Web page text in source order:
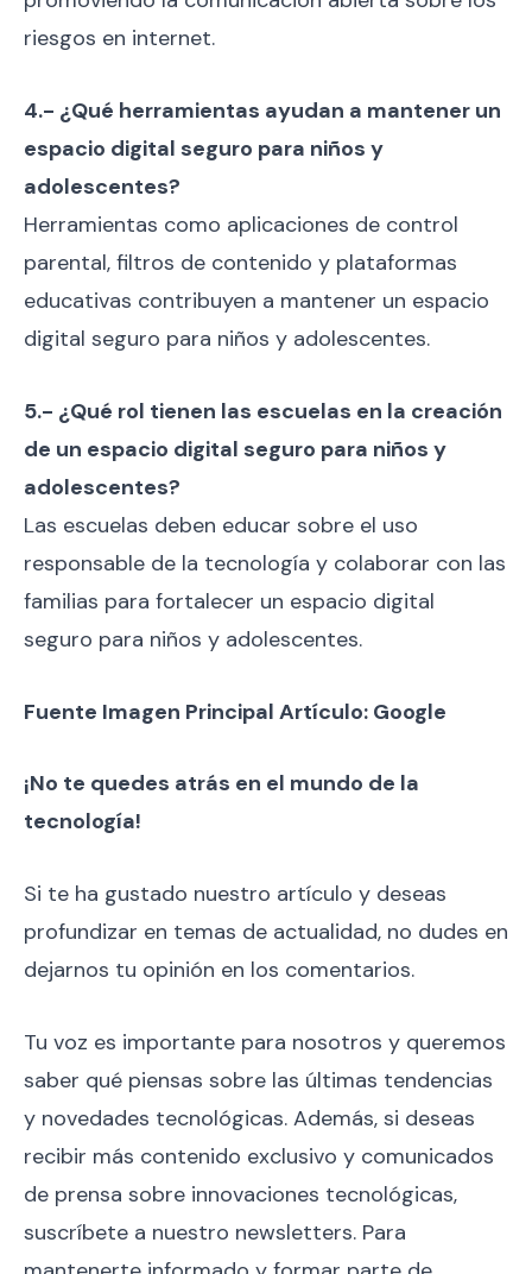
riesgos en internet.
4.- ¿Qué herramientas ayudan a mantener un
espacio digital seguro para niños y
adolescentes?
Herramientas como aplicaciones de control
parental, filtros de contenido y plataformas
educativas contribuyen a mantener un espacio
digital seguro para niños y adolescentes.
5.- ¿Qué rol tienen las escuelas en la creación
de un espacio digital seguro para niños y
adolescentes?
Las escuelas deben educar sobre el uso
responsable de la tecnología y colaborar con las
familias para fortalecer un espacio digital
seguro para niños y adolescentes.
Fuente Imagen Principal Artículo: Google
¡No te quedes atrás en el mundo de la
tecnología!
Si te ha gustado nuestro artículo y deseas
profundizar en temas de actualidad, no dudes en
dejarnos tu opinión en los comentarios.
Tu voz es importante para nosotros y queremos
saber qué piensas sobre las últimas tendencias
y novedades tecnológicas. Además, si deseas
recibir más contenido exclusivo y comunicados
de prensa sobre innovaciones tecnológicas,
suscríbete a nuestro newsletters. Para